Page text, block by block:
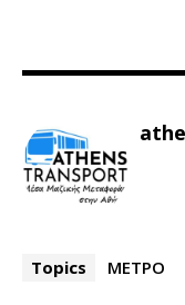
Topics ΜΕΤΡΟ